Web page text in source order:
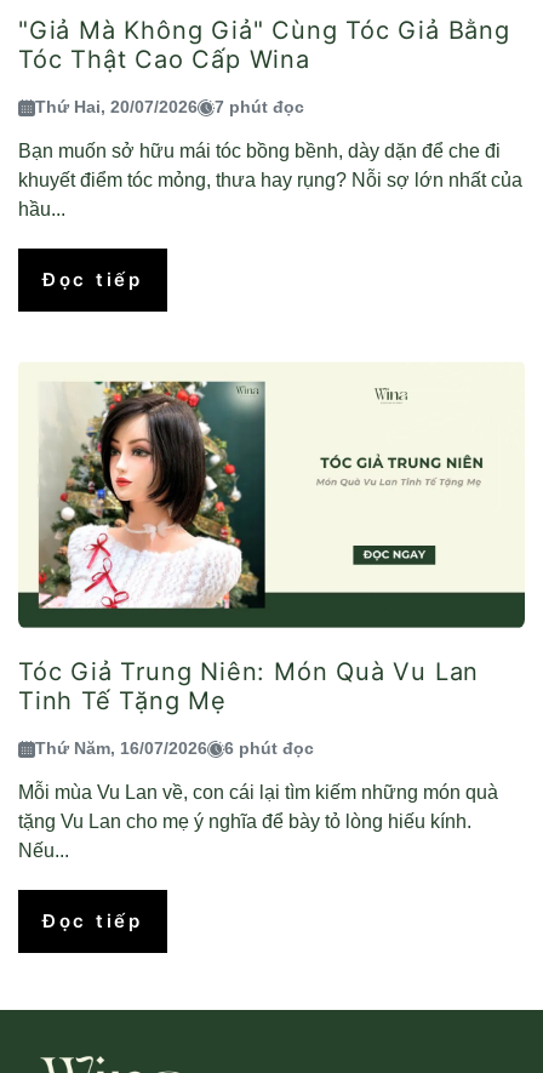
"Giả Mà Không Giả" Cùng Tóc Giả Bằng
Tóc Thật Cao Cấp Wina
Thứ Hai, 20/07/2026 7 phút đọc
Bạn muốn sở hữu mái tóc bồng bềnh, dày dặn để che đi
khuyết điểm tóc mỏng, thưa hay rụng? Nỗi sợ lớn nhất của
hầu...
Đọc tiếp
Tóc Giả Trung Niên: Món Quà Vu Lan
Tinh Tế Tặng Mẹ
Thứ Năm, 16/07/2026 6 phút đọc
Mỗi mùa Vu Lan về, con cái lại tìm kiếm những món quà
tặng Vu Lan cho mẹ ý nghĩa để bày tỏ lòng hiếu kính.
Nếu...
Đọc tiếp